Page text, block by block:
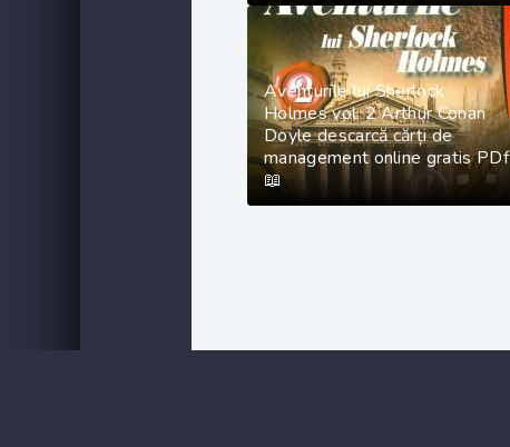
Aventurile lui Sherlock
Holmes vol. 2 Arthur Conan
Doyle descarcă cărți de
management online gratis PDf
📖